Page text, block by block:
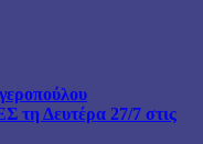
Δευτέρα 27/7 στις